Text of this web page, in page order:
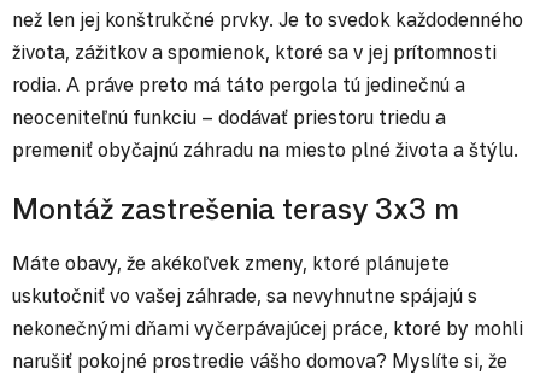
než len jej konštrukčné prvky. Je to svedok každodenného
života, zážitkov a spomienok, ktoré sa v jej prítomnosti
rodia. A práve preto má táto pergola tú jedinečnú a
neoceniteľnú funkciu – dodávať priestoru triedu a
premeniť obyčajnú záhradu na miesto plné života a štýlu.
Montáž zastrešenia terasy 3x3 m
Máte obavy, že akékoľvek zmeny, ktoré plánujete
uskutočniť vo vašej záhrade, sa nevyhnutne spájajú s
nekonečnými dňami vyčerpávajúcej práce, ktoré by mohli
narušiť pokojné prostredie vášho domova? Myslíte si, že